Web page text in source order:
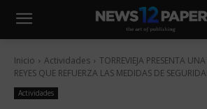
Inicio Actividades
TORREVIEJA PRESENTA
REYES QUE REFUERZA LAS MEDIDAS DE
Actividades